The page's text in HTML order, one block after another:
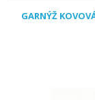
GARNÝŽ